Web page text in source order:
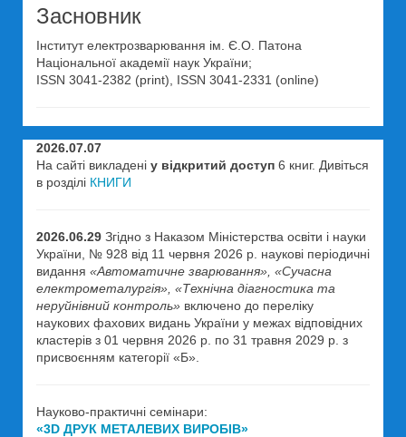
Засновник
Інститут електрозварювання ім. Є.О. Патона
Національної академії наук України;
ISSN 3041-2382 (print), ISSN 3041-2331 (online)
2026.07.07
На сайті викладені у відкритий доступ 6 книг. Дивіться
в розділі КНИГИ
2026.06.29 Згідно з Наказом Міністерства освіти і науки
України, № 928 від 11 червня 2026 р. наукові періодичні
видання «Автоматичне зварювання», «Сучасна
електрометалургія», «Технічна діагностика та
неруйнівний контроль» включено до переліку
наукових фахових видань України у межах відповідних
кластерів з 01 червня 2026 р. по 31 травня 2029 р. з
присвоєнням категорії «Б».
Науково-практичні семінари:
«3D ДРУК МЕТАЛЕВИХ ВИРОБІВ»